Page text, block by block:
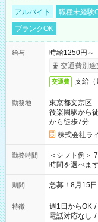
アルバイト 職種未経験
ブランクOK
給与
時給1250円～
交通費別途
交通費 支給（
勤務地
東京都文京区
後楽園駅から
から徒歩7分
株式会社ラ
勤務時間
＜シフト例＞ 7:00～
時間を選べま
期間 急募！8月15日
特徴 週1日からOK /
電話対応なし /